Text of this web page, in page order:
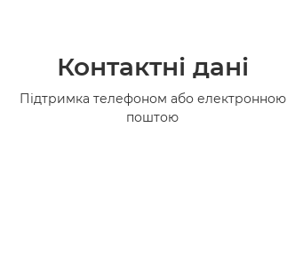
Контактні дані
Підтримка телефоном або електронною
поштою